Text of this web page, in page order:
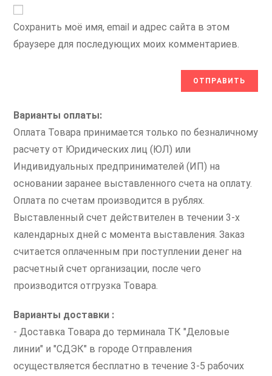
Сохранить моё имя, email и адрес сайта в этом
браузере для последующих моих комментариев.
Варианты оплаты:
Оплата Товара принимается только по безналичному
расчету от Юридических лиц (ЮЛ) или
Индивидуальных предпринимателей (ИП) на
основании заранее выставленного счета на оплату.
Оплата по счетам производится в рублях.
Выставленный счет действителен в течении 3-х
календарных дней с момента выставления. Заказ
считается оплаченным при поступлении денег на
расчетный счет организации, после чего
производится отгрузка Товара.
Варианты доставки :
- Доставка Товара до терминала ТК "Деловые
линии" и "СДЭК" в городе Отправления
осуществляется бесплатно в течение 3-5 рабочих